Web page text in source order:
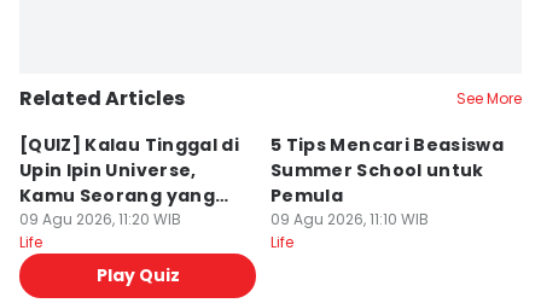
Related Articles See More
[QUIZ] Kalau Tinggal di
Upin Ipin Universe,
Kamu Seorang yang
Logis atau Kreatif?
09 Agu 2026, 11:20 WIB
Life
Play Quiz
5 Tips Mencari Beasiswa
Summer School untuk
Pemula
09 Agu 2026, 11:10 WIB
Life